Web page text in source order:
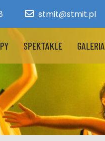
stmit@stmit.pl
SPEKTAKLE GALERIA